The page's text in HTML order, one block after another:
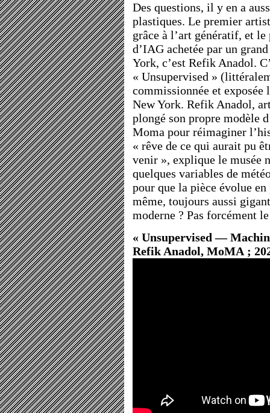
Des questions, il y en a
plastiques. Le premier
grâce à l’art génératif, et
d’IAG achetée par un
York, c’est Refik Anadol.
« Unsupervised »
commissionnée et exposée
New York. Refik Anadol,
plongé son propre modèle
Moma pour réimaginer
« rêve de ce qui aurait pu
venir », explique le musée
quelques variables de
pour que la pièce évolue
même, toujours aussi
moderne ? Pas forcément
« Unsupervised —
Refik Anadol, MoMA ;